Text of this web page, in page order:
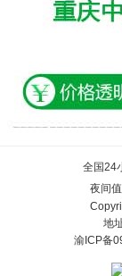
全国24
夜间
地
渝ICP备